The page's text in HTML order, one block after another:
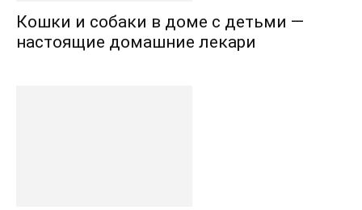
Кошки и собаки в доме с детьми —
настоящие домашние лекари